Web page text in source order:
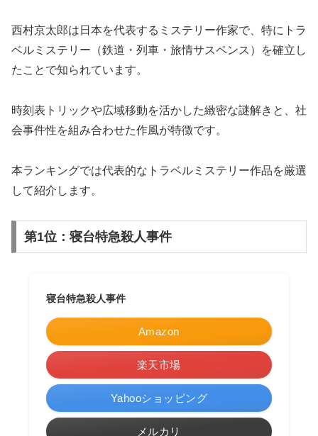
西村京太郎は日本を代表するミステリー作家で、特にトラ
ベルミステリー（鉄道・列車・旅情サスペンス）を確立し
たことで知られています。
時刻表トリックや広域移動を活かした緻密な謎解きと、社
会事件性を組み合わせた作風が特徴です。
本ランキングでは代表的なトラベルミステリー作品を厳選
して紹介します。
第1位：寝台特急殺人事件
寝台特急殺人事件
Amazon
楽天市場
Yahooショッピング
メルカリ